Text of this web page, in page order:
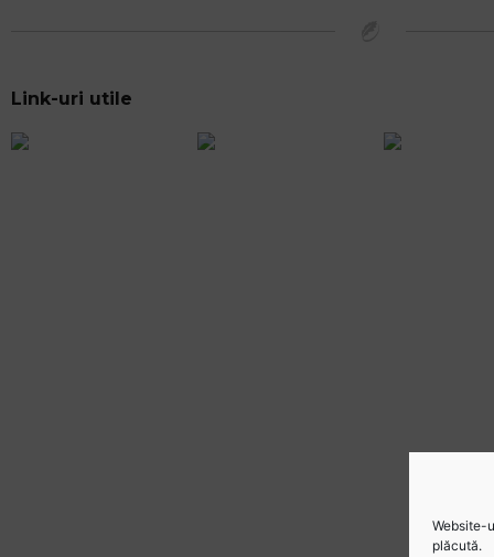
Website-
plăcută.
Link-uri utile